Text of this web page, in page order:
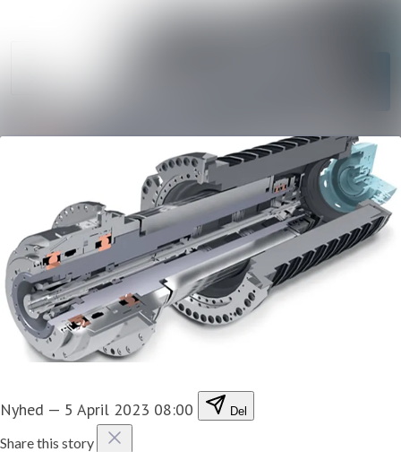
Nyhed — 5 April 2023 08:00 Del
Share this story